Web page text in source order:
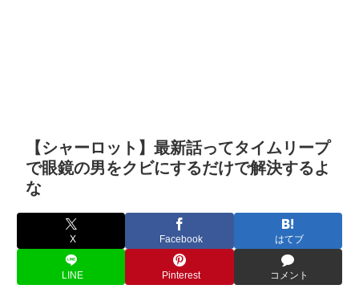
【シャーロット】最新話ってタイムリープ
で眼鏡の男をクビにするだけで解決するよ
な
X Facebook はてブ
LINE Pinterest コメント